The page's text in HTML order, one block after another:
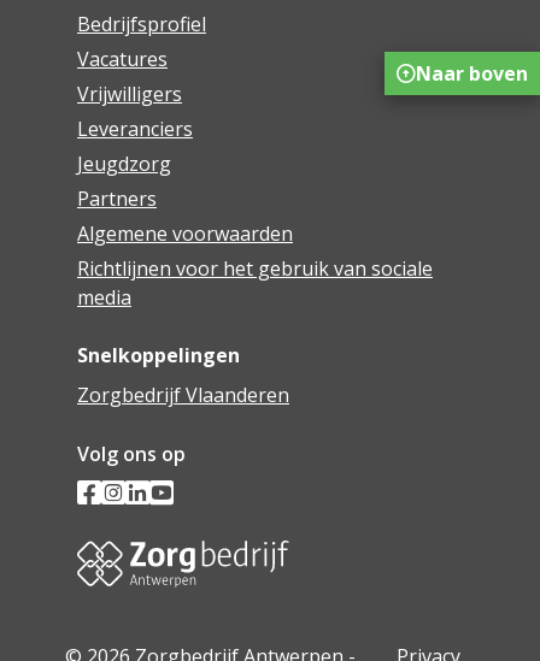
Bedrijfsprofiel
Vacatures
Vrijwilligers
Leveranciers
Jeugdzorg
Partners
Algemene voorwaarden
Richtlijnen voor het gebruik van sociale
media
Snelkoppelingen
Zorgbedrijf Vlaanderen
Volg ons op
Naar boven